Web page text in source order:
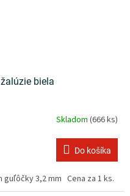
biela
Skladom (666 ks)
Do košíka
3,2 mm Cena za 1 ks.